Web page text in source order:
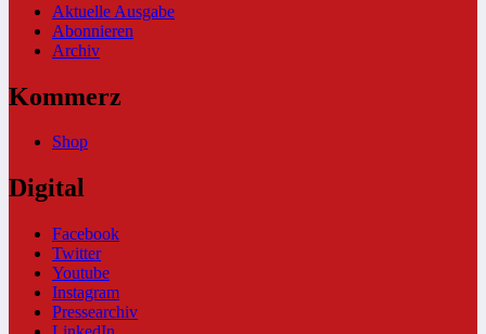
Aktuelle Ausgabe
Abonnieren
Archiv
Kommerz
Shop
Digital
Facebook
Twitter
Youtube
Instagram
Pressearchiv